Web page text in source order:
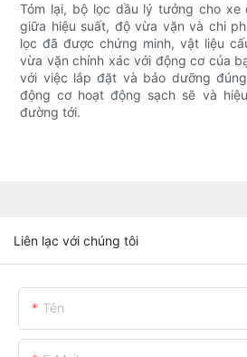
Tóm lại, bộ lọc dầu lý tưởng cho xe
giữa hiệu suất, độ vừa vặn và chi
lọc đã được chứng minh, vật liệu
vừa vặn chính xác với động cơ của
với việc lắp đặt và bảo dưỡng
động cơ hoạt động sạch sẽ và
đường tới.
Liên lạc với chúng tôi
Tên